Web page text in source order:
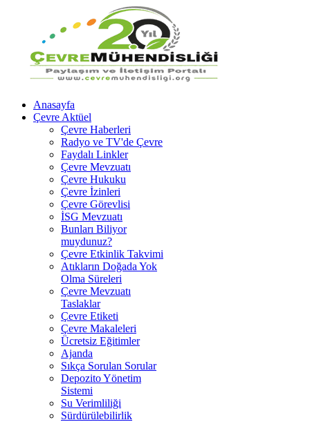
Anasayfa
Çevre Aktüel
Çevre Haberleri
Radyo ve TV'de Çevre
Faydalı Linkler
Çevre Mevzuatı
Çevre Hukuku
Çevre İzinleri
Çevre Görevlisi
İSG Mevzuatı
Bunları Biliyor
muydunuz?
Çevre Etkinlik Takvimi
Atıkların Doğada Yok
Olma Süreleri
Çevre Mevzuatı
Taslaklar
Çevre Etiketi
Çevre Makaleleri
Ücretsiz Eğitimler
Ajanda
Sıkça Sorulan Sorular
Depozito Yönetim
Sistemi
Su Verimliliği
Sürdürülebilirlik